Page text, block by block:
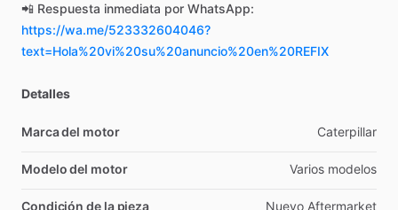
📲 Respuesta inmediata por WhatsApp:
https://wa.me/523332604046?
text=Hola%20vi%20su%20anuncio%20en%20REFIX
Detalles
Marca del motor Caterpillar
Modelo del motor Varios modelos
Condición de la pieza Nuevo Aftermarket